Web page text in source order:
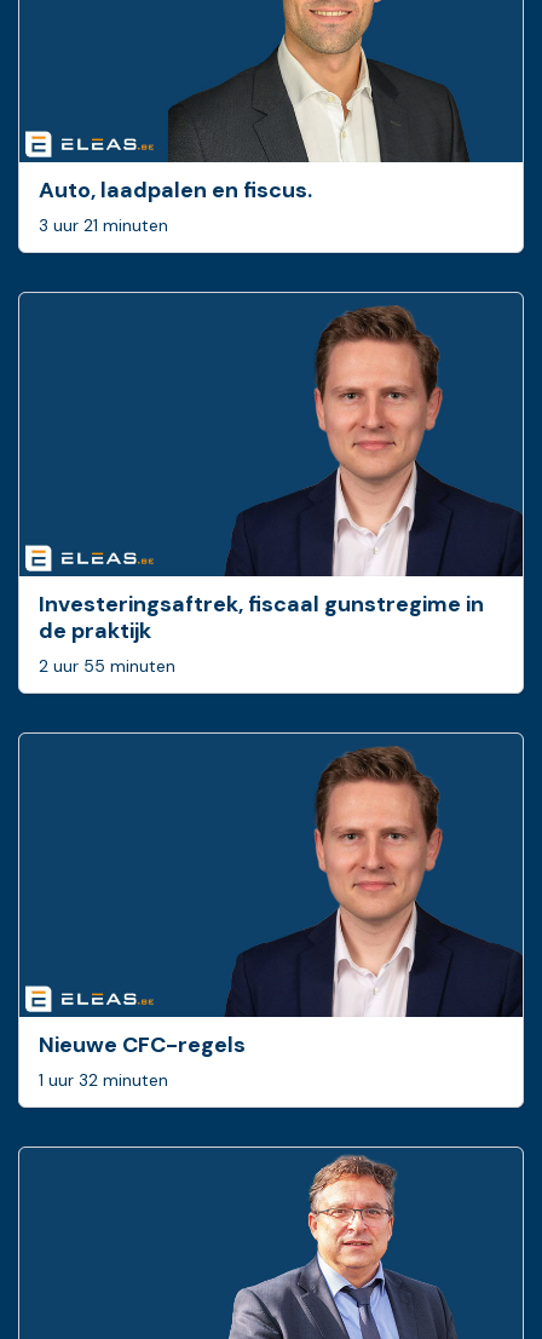
Auto, laadpalen en fiscus.
3 uur 21 minuten
Investeringsaftrek, fiscaal gunstregime in
de praktijk
2 uur 55 minuten
Nieuwe CFC-regels
1 uur 32 minuten